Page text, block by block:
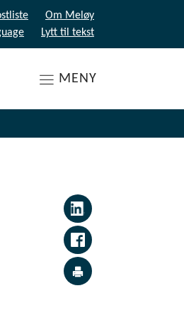
Om Meløy
Lytt til tekst
MENY